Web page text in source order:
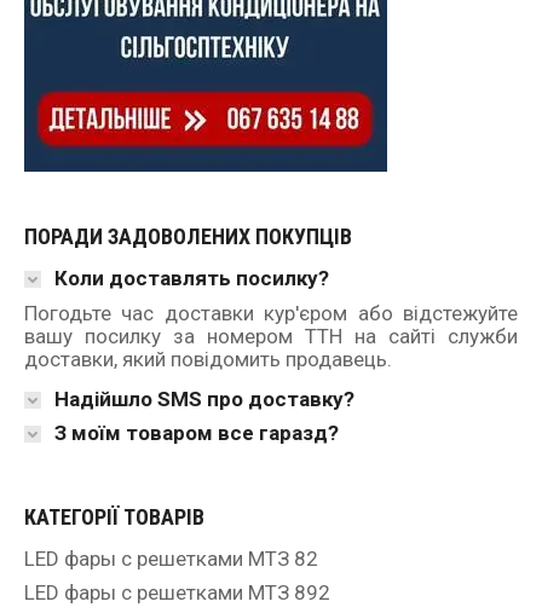
ПОРАДИ ЗАДОВОЛЕНИХ ПОКУПЦІВ
Коли доставлять посилку?
Погодьте час доставки кур'єром або відстежуйте
вашу посилку за номером ТТН на сайті служби
доставки, який повідомить продавець.
Надійшло SMS про доставку?
З моїм товаром все гаразд?
КАТЕГОРІЇ ТОВАРІВ
LED фары с решетками МТЗ 82
LED фары с решетками МТЗ 892